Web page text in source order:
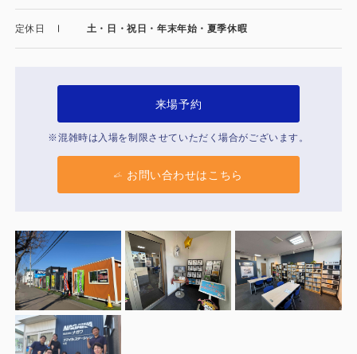
ユニットハウス
危険物保管庫
映像集
定休日 土・日・祝日・年末年始・夏季休暇
来場予約
※混雑時は入場を制限させていただく場合がございます。
お問い合わせはこちら